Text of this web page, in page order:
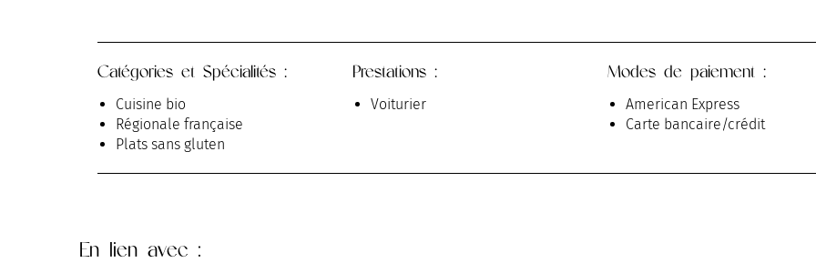
Catégories et Spécialités :
Cuisine bio
Régionale française
Plats sans gluten
Prestations :
Voiturier
Modes de paiement :
American Express
Carte bancaire/crédit
En lien avec :